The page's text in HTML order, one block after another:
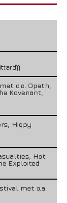
o.a. Opeth,
Kovenant,
Hiqpy
Hot
Exploited
met o.a.